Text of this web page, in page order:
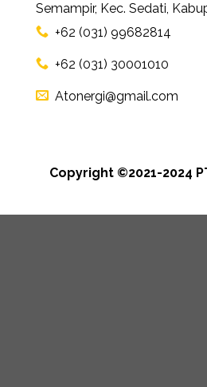
Semampir, Kec. Sedati,
+62 (031) 99682814
+62 (031) 30001010
Atonergi@gmail.com
Copyright ©2021-2024